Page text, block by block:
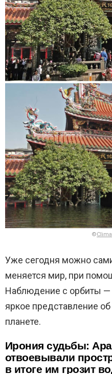
©
Уже сегодня можно
меняется мир, при
Наблюдение с орбиты —
яркое представление
планете.
Ирония судьбы:
отвоевывали
в итоге им грозит